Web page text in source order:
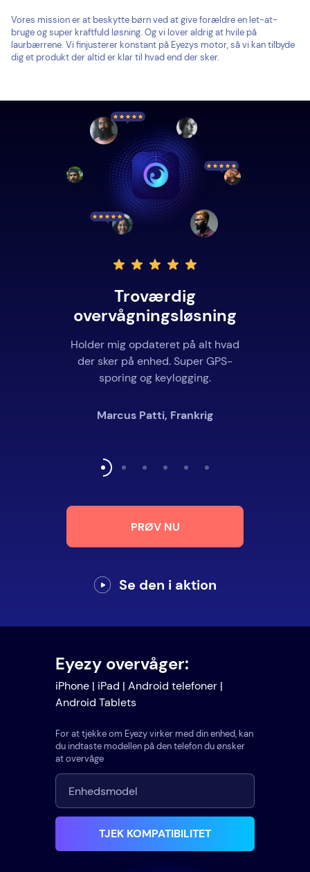
Vores mission er at beskytte børn ved at give forældre en let-at-
bruge og super kraftfuld løsning. Og vi lover aldrig at hvile på
laurbærrene. Vi finjusterer konstant på Eyezys motor, så vi kan tilbyde
dig et produkt der altid er klar til hvad end der sker.
Troværdig
overvågningsløsning
Holder mig opdateret på alt hvad
der sker på enhed. Super GPS-
sporing og keylogging.
Marcus Patti, Frankrig
PRØV NU
Se den i aktion
Eyezy overvåger:
iPhone | iPad | Android telefoner |
Android Tablets
For at tjekke om Eyezy virker med din enhed, kan
du indtaste modellen på den telefon du ønsker
at overvåge
TJEK KOMPATIBILITET